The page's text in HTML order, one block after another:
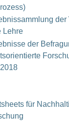
Lehre
der
für